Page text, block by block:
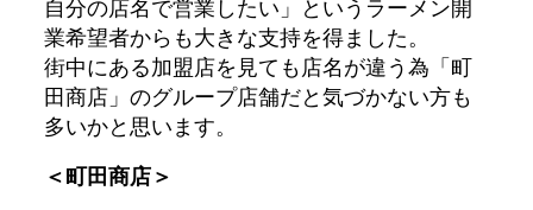
自分の店名で営業したい」というラーメン開
業希望者からも大きな支持を得ました。
街中にある加盟店を見ても店名が違う為「町
田商店」のグループ店舗だと気づかない方も
多いかと思います。
＜町田商店＞